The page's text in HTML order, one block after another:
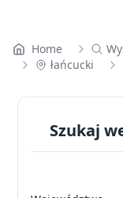
Home
łańcucki
Szukaj